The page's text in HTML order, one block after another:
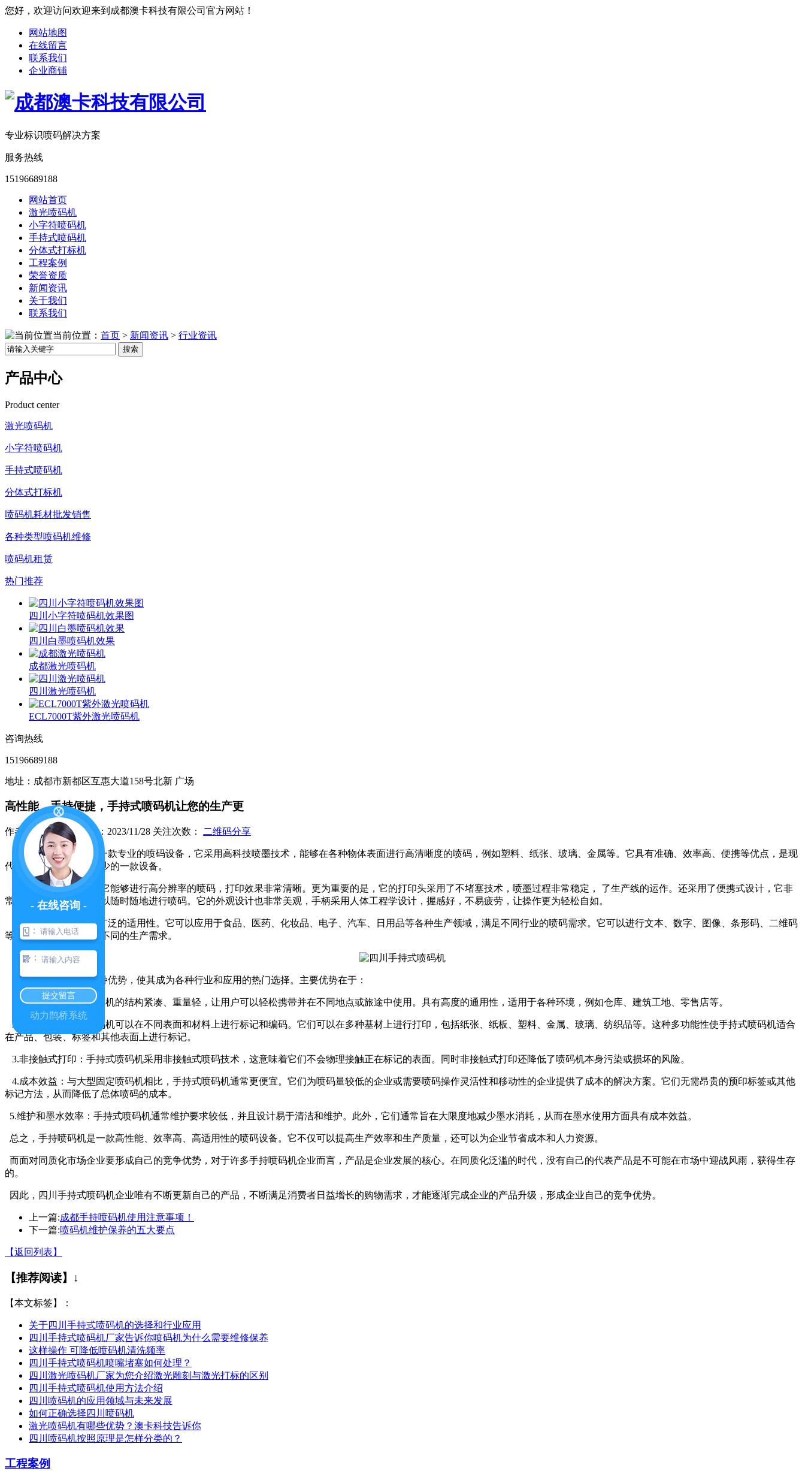
您好，欢迎访问欢迎来到成都澳卡科技有限公司 官方网站！
网站地图
在线留言
联系我们
企业商铺
专业标识喷码解决方案
服务热线
15196689188
网站首页
激光喷码机
小字符喷码机
手持式喷码机
分体式打标机
工程案例
荣誉资质
新闻资讯
关于我们
联系我们
当前位置： 首页 > 新闻资讯 > 行业资讯
搜索
产品中心
Product center
激光喷码机
小字符喷码机
手持式喷码机
分体式打标机
喷码机耗材批发销售
各种类型喷码机维修
喷码机租赁
热门推荐
四川小字符喷码机效果图
四川白墨喷码机效果
成都激光喷码机
四川激光喷码机
ECL7000T紫外激光喷码机
咨询热线
15196689188
地址：成都市新都区互惠大道158号北新 广场
高性能，手持便捷，手持式喷码机让您的生产更
作者：admin 发布日期：2023/11/28 关注次数： 二维码分享
四川手持式喷码机是一款专业的喷码设备，它采用高科技喷墨技术，能够在各种物体表面进行高清晰度的喷码，例如塑料、纸张、玻璃、金属等。它具有准确、效率高、便携等优点，是现
代工业生产线上必不可少的一款设备。
采用了 的喷墨技术，它能够进行高分辨率的喷码，打印效果非常清晰。更为重要的是，它的打印头采用了不堵塞技术，喷墨过程非常稳定， 了生产线的运作。还采用了便携式设计，它非
常轻便，操作简单，可以随时随地进行喷码。它的外观设计也非常美观，手柄采用人体工程学设计，握感好，不易疲劳，让操作更为轻松自如。
手持喷码机具有非常广泛的适用性。它可以应用于食品、医药、化妆品、电子、汽车、日用品等各种生产领域，满足不同行业的喷码需求。它可以进行文本、数字、图像、条形码、二维码
等多种喷码模式，满足不同的生产需求。
手持式喷码机具有多种优势，使其成为各种行业和应用的热门选择。主要优势在于：
1.便携性：手持式喷码机的结构紧凑、重量轻，让用户可以轻松携带并在不同地点或旅途中使用。具有高度的通用性，适用于各种环境，例如仓库、建筑工地、零售店等。
2.灵活性：手持式喷码机可以在不同表面和材料上进行标记和编码。它们可以在多种基材上进行打印，包括纸张、纸板、塑料、金属、玻璃、纺织品等。这种多功能性使手持式喷码机适合
在产品、包装、标签和其他表面上进行标记。
3.非接触式打印：手持式喷码机采用非接触式喷码技术，这意味着它们不会物理接触正在标记的表面。同时非接触式打印还降低了喷码机本身污染或损坏的风险。
4.成本效益：与大型固定喷码机相比，手持式喷码机通常更便宜。它们为喷码量较低的企业或需要喷码操作灵活性和移动性的企业提供了成本的解决方案。它们无需昂贵的预印标签或其他
标记方法，从而降低了总体喷码的成本。
5.维护和墨水效率：手持式喷码机通常维护要求较低，并且设计易于清洁和维护。此外，它们通常旨在大限度地减少墨水消耗，从而在墨水使用方面具有成本效益。
总之，手持喷码机是一款高性能、效率高、高适用性的喷码设备。它不仅可以提高生产效率和生产质量，还可以为企业节省成本和人力资源。
而面对同质化市场企业要形成自己的竞争优势，对于许多手持喷码机企业而言，产品是企业发展的核心。在同质化泛滥的时代，没有自己的代表产品是不可能在市场中迎战风雨，获得生存
的。
因此，四川手持式喷码机企业唯有不断更新自己的产品，不断满足消费者日益增长的购物需求，才能逐渐完成企业的产品升级，形成企业自己的竞争优势。
上一篇:成都手持喷码机使用注意事项！
下一篇:喷码机维护保养的五大要点
【返回列表】
【推荐阅读】↓
【本文标签】：
关于四川手持式喷码机的选择和行业应用
四川手持式喷码机厂家告诉你喷码机为什么需要维修保养
这样操作 可降低喷码机清洗频率
四川手持式喷码机喷嘴堵塞如何处理？
四川激光喷码机厂家为您介绍激光雕刻与激光打标的区别
四川手持式喷码机使用方法介绍
四川喷码机的应用领域与未来发展
如何正确选择四川喷码机
激光喷码机有哪些优势？澳卡科技告诉你
四川喷码机按照原理是怎样分类的？
工程案例
- 在线咨询 -
：
：
提交留言
动力鹊桥系统